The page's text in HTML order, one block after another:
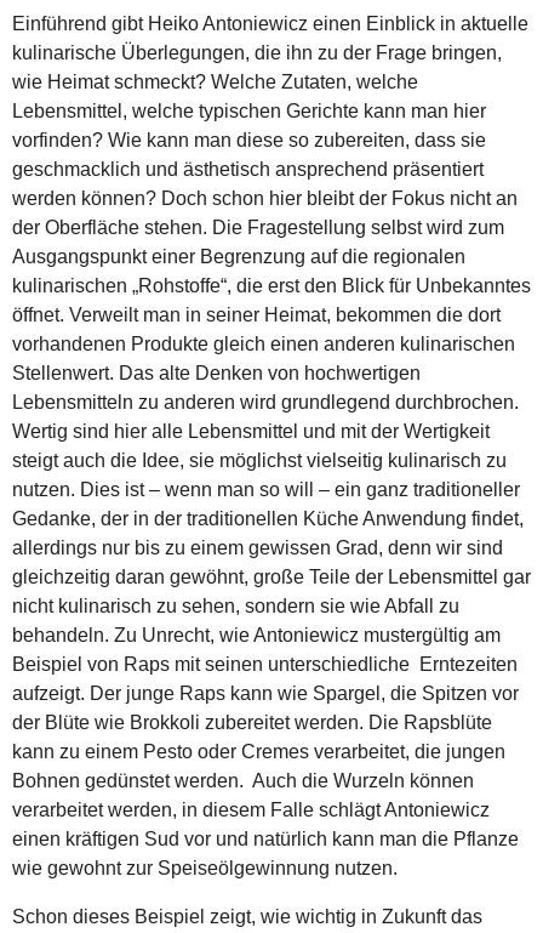
Einführend gibt Heiko Antoniewicz einen Einblick in aktuelle
kulinarische Überlegungen, die ihn zu der Frage bringen,
wie Heimat schmeckt? Welche Zutaten, welche
Lebensmittel, welche typischen Gerichte kann man hier
vorfinden? Wie kann man diese so zubereiten, dass sie
geschmacklich und ästhetisch ansprechend präsentiert
werden können? Doch schon hier bleibt der Fokus nicht an
der Oberfläche stehen. Die Fragestellung selbst wird zum
Ausgangspunkt einer Begrenzung auf die regionalen
kulinarischen „Rohstoffe“, die erst den Blick für Unbekanntes
öffnet. Verweilt man in seiner Heimat, bekommen die dort
vorhandenen Produkte gleich einen anderen kulinarischen
Stellenwert. Das alte Denken von hochwertigen
Lebensmitteln zu anderen wird grundlegend durchbrochen.
Wertig sind hier alle Lebensmittel und mit der Wertigkeit
steigt auch die Idee, sie möglichst vielseitig kulinarisch zu
nutzen. Dies ist – wenn man so will – ein ganz traditioneller
Gedanke, der in der traditionellen Küche Anwendung findet,
allerdings nur bis zu einem gewissen Grad, denn wir sind
gleichzeitig daran gewöhnt, große Teile der Lebensmittel gar
nicht kulinarisch zu sehen, sondern sie wie Abfall zu
behandeln. Zu Unrecht, wie Antoniewicz mustergültig am
Beispiel von Raps mit seinen unterschiedliche Erntezeiten
aufzeigt. Der junge Raps kann wie Spargel, die Spitzen vor
der Blüte wie Brokkoli zubereitet werden. Die Rapsblüte
kann zu einem Pesto oder Cremes verarbeitet, die jungen
Bohnen gedünstet werden. Auch die Wurzeln können
verarbeitet werden, in diesem Falle schlägt Antoniewicz
einen kräftigen Sud vor und natürlich kann man die Pflanze
wie gewohnt zur Speiseölgewinnung nutzen.
Schon dieses Beispiel zeigt, wie wichtig in Zukunft das